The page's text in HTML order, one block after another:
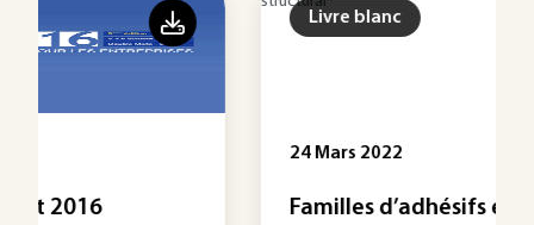
Livre blanc
Familles d’adhésifs et